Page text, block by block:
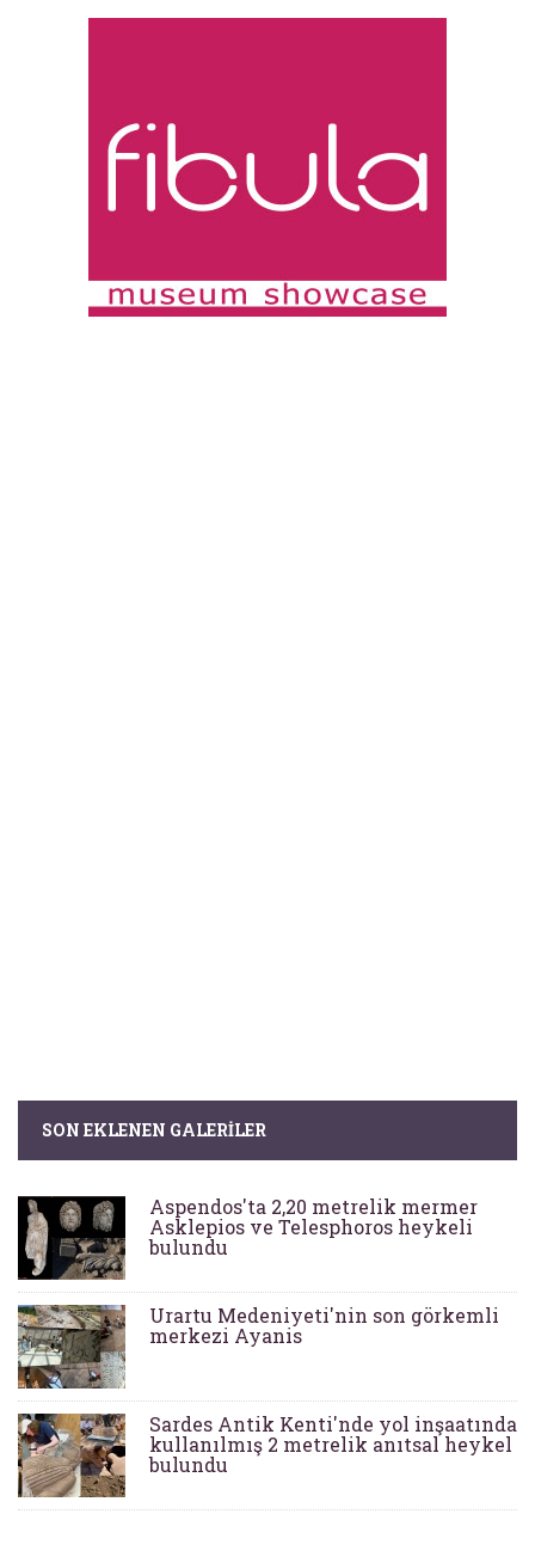
SON EKLENEN GALERILER
Aspendos'ta 2,20 metrelik mermer
Asklepios ve Telesphoros heykeli
bulundu
Urartu Medeniyeti'nin son görkemli
merkezi Ayanis
Sardes Antik Kenti'nde yol inşaatında
kullanılmış 2 metrelik anıtsal heykel
bulundu